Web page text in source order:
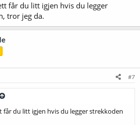
får du litt igjen hvis du legger
tror jeg da.
#7
får du litt igjen hvis du legger strekkoden